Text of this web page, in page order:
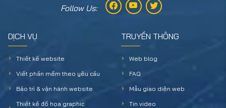
Follow Us:
DỊCH VỤ
Thiết kế website
Viết phần mềm theo yêu cầu
Bảo trì & vận hành website
Thiết kế đồ họa graphic
TRUYỀN THÔNG
Web blog
FAQ
Mẫu giao diện web
Tin video